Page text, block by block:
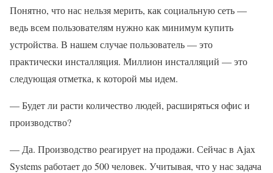
Понятно, что нас нельзя мерить, как социальную сеть —
ведь всем пользователям нужно как минимум купить
устройства. В нашем случае пользователь — это
практически инсталляция. Миллион инсталляций — это
следующая отметка, к которой мы идем.
— Будет ли расти количество людей, расширяться офис и
производство?
— Да. Производство реагирует на продажи. Сейчас в Ajax
Systems работает до 500 человек. Учитывая, что у нас задача